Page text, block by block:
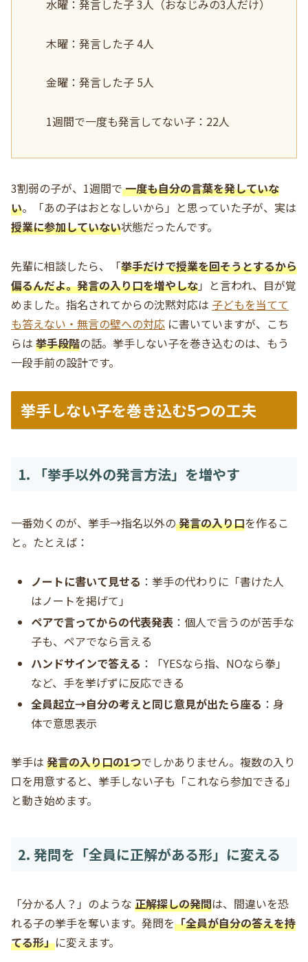
水曜：発言した子 3人（おなじみの3人だけ）
木曜：発言した子 4人
金曜：発言した子 5人
1週間で一度も発言してない子：22人
3割弱の子が、1週間で 一度も自分の言葉を発していな
い。「あの子はおとなしいから」と思っていた子が、実は
授業に参加していない状態だったんです。
先輩に相談したら、「挙手だけで授業を回そうとするから
偏るんだよ。発言の入り口を増やしな」と言われ、目が覚
めました。指名されてからの沈黙対応は 子どもを当てて
も答えない・無言の壁への対応 に書いていますが、こち
らは 挙手段階の話。挙手しない子を巻き込むのは、もう
一段手前の設計です。
挙手しない子を巻き込む5つの工夫
1. 「挙手以外の発言方法」を増やす
一番効くのが、挙手→指名以外の 発言の入り口を作るこ
と。たとえば：
ノートに書いて見せる ：挙手の代わりに「書けた人
はノートを掲げて」
ペアで言ってからの代表発表 ：個人で言うのが苦手な
子も、ペアでなら言える
ハンドサインで答える ：「YESなら指、NOなら拳」
など、手を挙げずに反応できる
全員起立→自分の考えと同じ意見が出たら座る ：身
体で意思表示
挙手は 発言の入り口の1つでしかありません。複数の入り
口を用意すると、挙手しない子も「これなら参加できる」
と動き始めます。
2. 発問を「全員に正解がある形」に変える
「分かる人？」のような 正解探しの発問は、間違いを恐
れる子の挙手を奪います。発問を「全員が自分の答えを持
てる形」に変えます。